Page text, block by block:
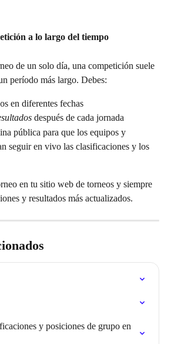
a lo largo del tiempo
de un solo día, una competición suele
período más largo. Debes:
en diferentes fechas
después de cada jornada
pública para que los equipos y
seguir en vivo las clasificaciones y los
en tu sitio web de torneos y siempre
y resultados más actualizados.
y posiciones de grupo en